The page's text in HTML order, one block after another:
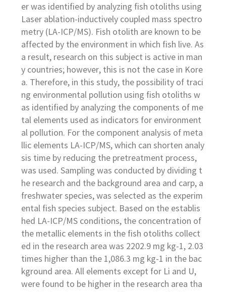
er was identified by analyzing fish otoliths using
Laser ablation-inductively coupled mass spectro
metry (LA-ICP/MS). Fish otolith are known to be
affected by the environment in which fish live. As
a result, research on this subject is active in man
y countries; however, this is not the case in Kore
a. Therefore, in this study, the possibility of traci
ng environmental pollution using fish otoliths w
as identified by analyzing the components of me
tal elements used as indicators for environment
al pollution. For the component analysis of meta
llic elements LA-ICP/MS, which can shorten analy
sis time by reducing the pretreatment process,
was used. Sampling was conducted by dividing t
he research and the background area and carp, a
freshwater species, was selected as the experim
ental fish species subject. Based on the establis
hed LA-ICP/MS conditions, the concentration of
the metallic elements in the fish otoliths collect
ed in the research area was 2202.9 mg kg-1, 2.03
times higher than the 1,086.3 mg kg-1 in the bac
kground area. All elements except for Li and U,
were found to be higher in the research area tha